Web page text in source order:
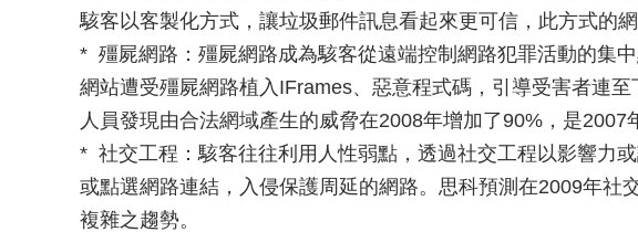
駭客以客製化方式，讓垃圾郵件訊息看起來更可信，此方式的
* 殭屍網路：殭屍網路成為駭客從遠端控制網路犯罪活動的集
網站遭受殭屍網路植入IFrames、惡意程式碼，引導受害者連
人員發現由合法網域產生的威脅在2008年增加了90%，是2007
* 社交工程：駭客往往利用人性弱點，透過社交工程以影響力
或點選網路連結，入侵保護周延的網路。思科預測在2009年社
複雜之趨勢。